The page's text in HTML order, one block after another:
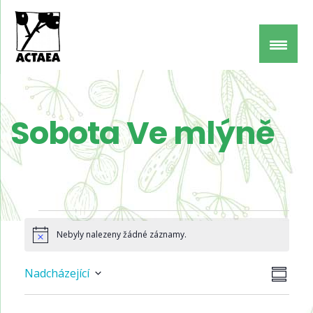
Sobota Ve mlýně
Akce
NoticeNebyly nalezeny žádné záznamy.
pro
Nadcházející